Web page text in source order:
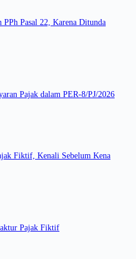
PPh Pasal 22, Karena Ditunda
Pajak dalam PER-8/PJ/2026
Fiktif, Kenali Sebelum Kena
Pajak Fiktif